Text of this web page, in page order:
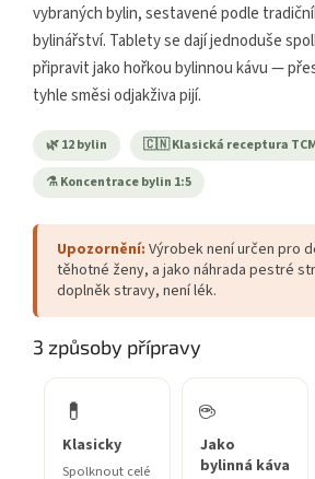
vybraných bylin, sestavené podle
bylinářství. Tablety se dají jednoduše
připravit jako hořkou bylinnou kávu —
tyhle směsi odjakživa pijí.
🌿 12 bylin
🇨🇳 Klasická receptura
⚗️ Koncentrace bylin 1:5
Upozornění: Výrobek není určen pro
těhotné ženy, a jako náhrada pestré
doplněk stravy, není lék.
3 způsoby přípravy
💊
Klasicky
Spolknout celé
☕
Jako
bylinná káva